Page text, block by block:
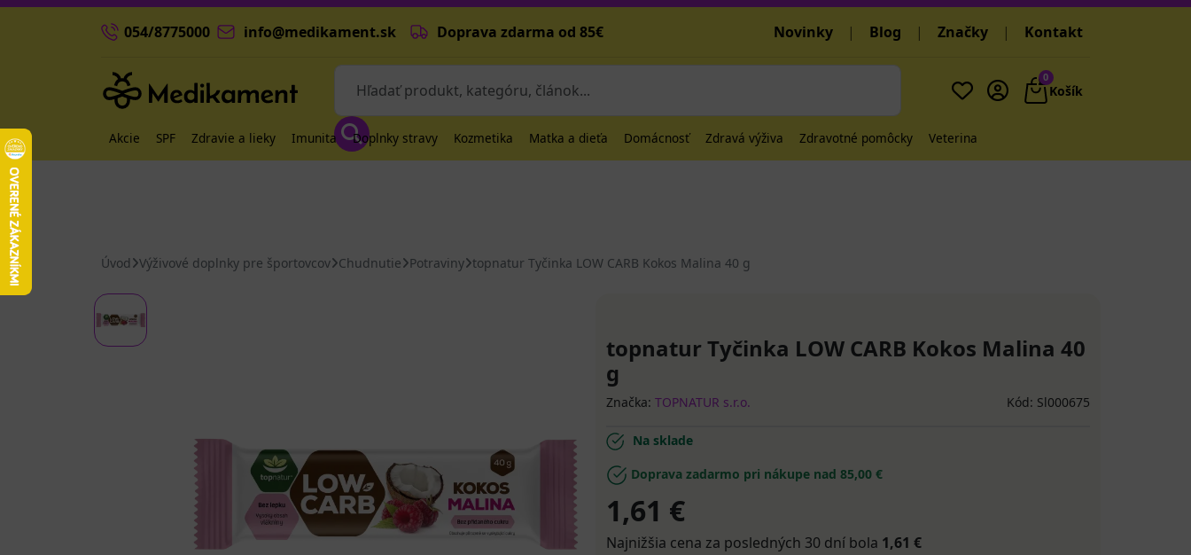
054/8775000 info@medikament.sk Doprava zdarma od 85€ Novinky | Blog | Značky | Kontakt
0
Košík
Akcie SPF Zdravie a lieky Imunita Doplnky stravy Kozmetika Matka a dieťa Domácnosť Zdravá výživa Zdravotné pomôcky Veterina
Úvod Výživové doplnky pre športovcov Chudnutie Potraviny topnatur Tyčinka LOW CARB Kokos Malina 40 g
topnatur Tyčinka LOW CARB Kokos Malina 40
g
Značka: TOPNATUR s.r.o. Kód: Sl000675
Na sklade
Doprava zadarmo pri nákupe nad 85,00 €
1,61 €
Najnižšia cena za posledných 30 dní bola 1,61 €